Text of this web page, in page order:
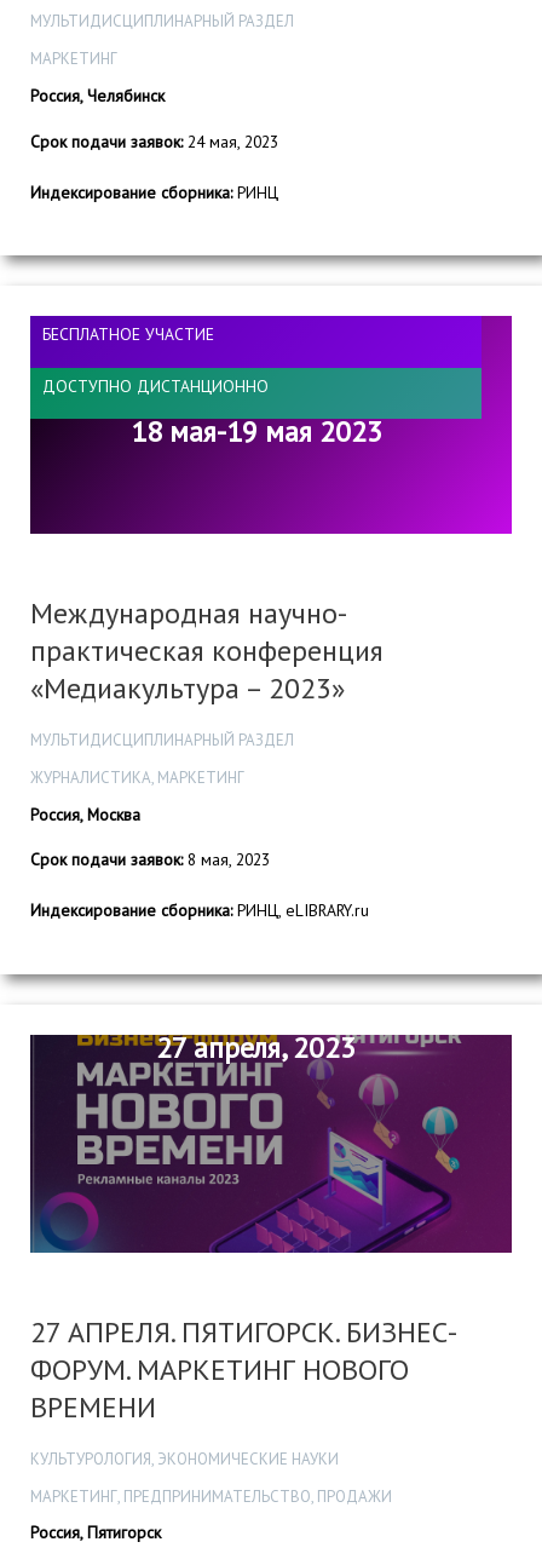
МУЛЬТИДИСЦИПЛИНАРНЫЙ РАЗДЕЛ
МАРКЕТИНГ
Россия, Челябинск
Срок подачи заявок:24 мая, 2023
Индексирование сборника:РИНЦ
БЕСПЛАТНОЕ УЧАСТИЕ
ДОСТУПНО ДИСТАНЦИОННО
18 мая-19 мая 2023
Международная научно-
практическая конференция
«Медиакультура – 2023»
МУЛЬТИДИСЦИПЛИНАРНЫЙ РАЗДЕЛ
ЖУРНАЛИСТИКА, МАРКЕТИНГ
Россия, Москва
Срок подачи заявок:8 мая, 2023
Индексирование сборника:РИНЦ, eLIBRARY.ru
27 апреля, 2023
27 АПРЕЛЯ. ПЯТИГОРСК. БИЗНЕС-
ФОРУМ. МАРКЕТИНГ НОВОГО
ВРЕМЕНИ
КУЛЬТУРОЛОГИЯ, ЭКОНОМИЧЕСКИЕ НАУКИ
МАРКЕТИНГ, ПРЕДПРИНИМАТЕЛЬСТВО, ПРОДАЖИ
Россия, Пятигорск